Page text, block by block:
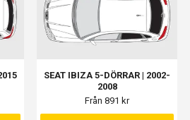
SEAT IBIZA 5-DÖRRAR | 2002-
2008
Från 891 kr